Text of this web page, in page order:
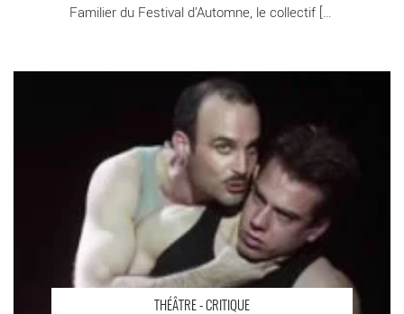
Familier du Festival d’Automne, le collectif [...]
THÉÂTRE - CRITIQUE
Haarmann - Critique sortie Théâtre